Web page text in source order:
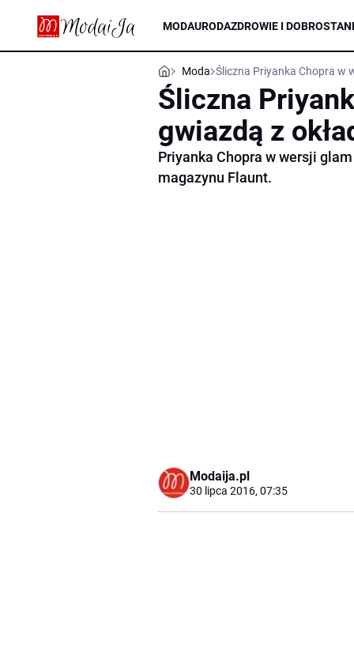
MODAURODAZDROWIE I DOBROSTAN
Moda Śliczna Priyanka Chopra w
Śliczna
gwiazdą z
Priyanka Chopra w wersji
magazynu Flaunt.
Modaija.pl
30 lipca 2016, 07:35